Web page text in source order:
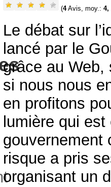
(4Avis, moy.: 4,
Le débat sur
lancé par le
grâce au Web,
si nous nous
en profitons
lumière qui
gouvernement
risque a pris
organisant un